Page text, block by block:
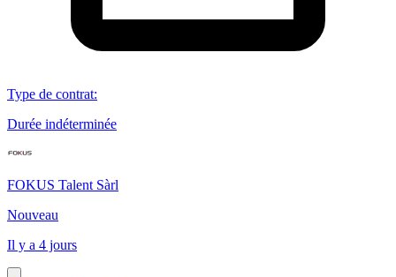
Type de contrat:
Durée indéterminée
FOKUS Talent Sàrl
Nouveau
Il y a 4 jours